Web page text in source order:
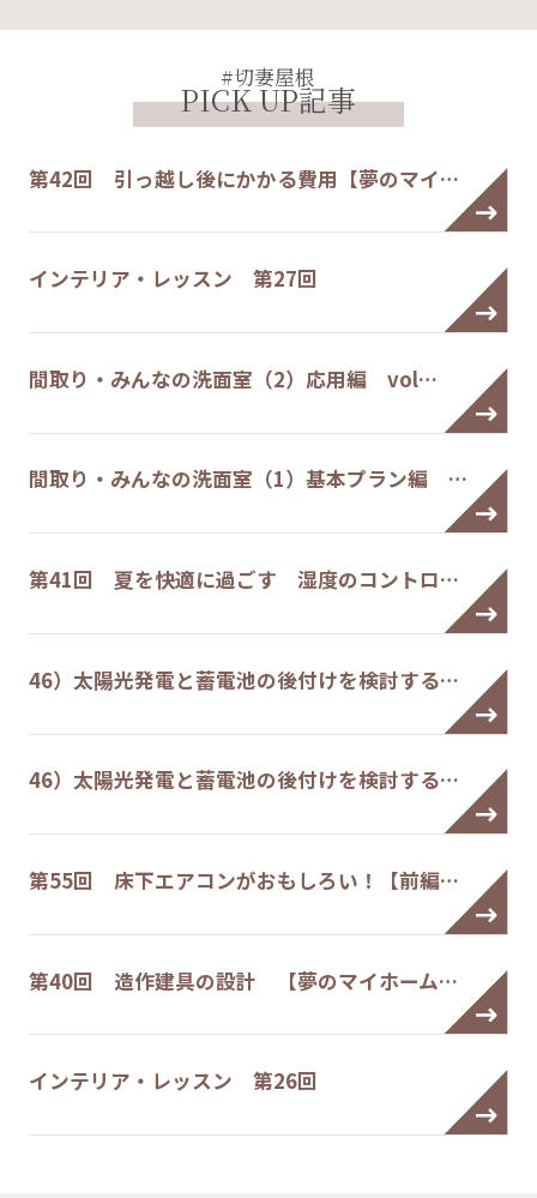
#切妻屋根
PICK UP記事
第42回 引っ越し後にかかる費用【夢のマイ…
インテリア・レッスン 第27回
間取り・みんなの洗面室（2）応用編 vol…
間取り・みんなの洗面室（1）基本プラン編 …
第41回 夏を快適に過ごす 湿度のコントロ…
46）太陽光発電と蓄電池の後付けを検討する…
46）太陽光発電と蓄電池の後付けを検討する…
第55回 床下エアコンがおもしろい！【前編…
第40回 造作建具の設計 【夢のマイホーム…
インテリア・レッスン 第26回